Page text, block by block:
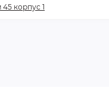
корпус 1